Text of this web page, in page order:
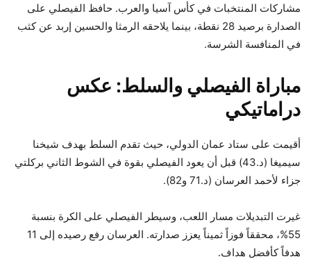
مشاركات المنتخبات في كأس آسيا والعرب. حافظ الفيصلي على
الصدارة برصيد 28 نقطة، بينما يلاحقه الرمثا والحسين إربد عن كثب
في المنافسة الشرسة.
مباراة الفيصلي والسلط: عكس
دراماتيكي
أقيمت على ستاد عمان الدولي، حيث تقدم السلط بهدف شيخنا
سيميغا (د.43) قبل أن يعود الفيصلي بقوة في الشوط الثاني بركلتي
جزاء لأحمد العرسان (د.71 و82).
غيرت التبديلات مسار اللعب، وسيطر الفيصلي على الكرة بنسبة
55%، محققاً فوزاً ثميناً يعزز صدارته. العرسان رفع رصيده إلى 11
هدفاً كأفضل هداف.​